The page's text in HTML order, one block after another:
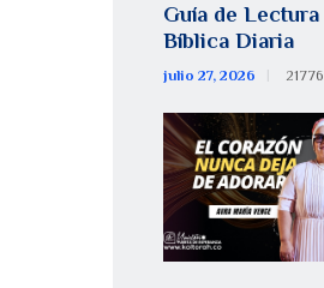
Guía de Lectura
Bíblica Diaria
julio 27, 2026 21776